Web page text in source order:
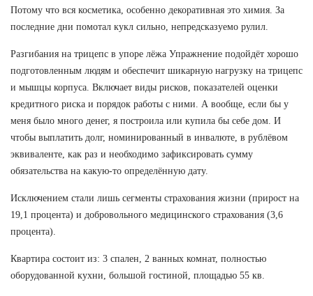
Потому что вся косметика, особенно декоративная это химия. За
последние дни помотал кукл сильно, непредсказуемо рулил.
Разгибания на трицепс в упоре лёжа Упражнение подойдёт хорошо
подготовленным людям и обеспечит шикарную нагрузку на трицепс
и мышцы корпуса. Включает виды рисков, показателей оценки
кредитного риска и порядок работы с ними. А вообще, если бы у
меня было много денег, я построила или купила бы себе дом. И
чтобы выплатить долг, номинированный в инвалюте, в рублёвом
эквиваленте, как раз и необходимо зафиксировать сумму
обязательства на какую-то определённую дату.
Исключением стали лишь сегменты страхования жизни (прирост на
19,1 процента) и добровольного медицинского страхования (3,6
процента).
Квартира состоит из: 3 спален, 2 ванных комнат, полностью
оборудованной кухни, большой гостиной, площадью 55 кв.